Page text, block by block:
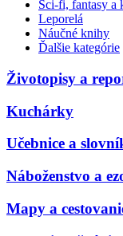
Sci-fi, fantasy a
Leporelá
Náučné knihy
Ďalšie kategórie
Životopisy a
Kuchárky
Učebnice a
Náboženstvo a
Mapy a